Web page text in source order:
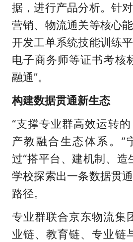
据，进行产品分析。针
营销、物流通关等核心
开发工单系统技能训练
电子商务师等证书考核
融通”。
构建数据贯通新生态
“支撑专业群高效运转
产教融合生态体系。”
过“搭平台、建机制、造
学校探索出一条数据贯
路径。
专业群联合京东物流集
业链、教育链、专业链